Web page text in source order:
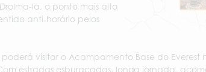
la, o ponto mais alto
anti-horário pelos
visitar o Acampamento Base do
estradas esburacadas, longa jornada,